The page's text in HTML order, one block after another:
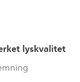
lyskvalitet